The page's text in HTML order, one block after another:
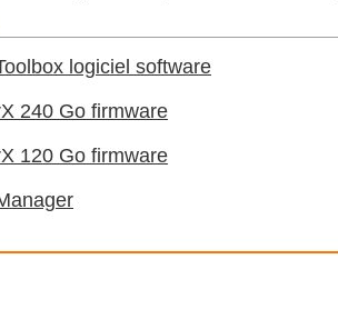
logiciel software
240 Go firmware
120 Go firmware